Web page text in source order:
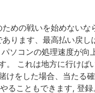
めの戦いを始めないな
ります、最高払い戻し
ソコンの処理速度が向
。 これは地方に行けば
けをした場合、当たる
ることもできます, 登録